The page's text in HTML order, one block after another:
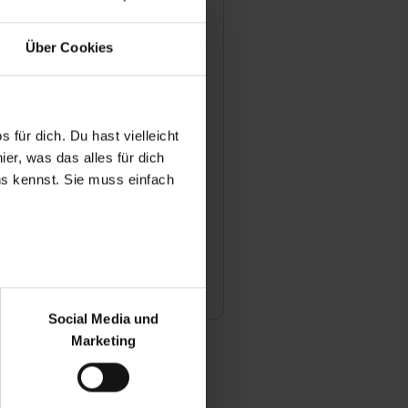
Über Cookies
für dich. Du hast vielleicht
was das alles für dich
kennst. Sie muss einfach
bei Benutzung der
zu analysieren
soziale Medien, Werbung
bereitgestellt hast oder die
Social Media und
Marketing
bestimmten Schulabschluss,
bei Ihnen zu machen?
Feedbackgespräche
die Berufsschule statt?